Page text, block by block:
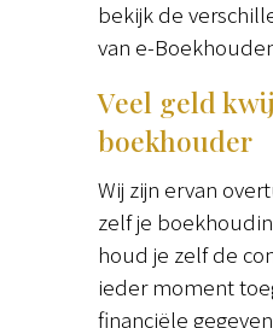
bekijk de
van e-
Veel geld
boekhouder
Wij zijn ervan
zelf je
houd je zelf de
ieder moment
financiële